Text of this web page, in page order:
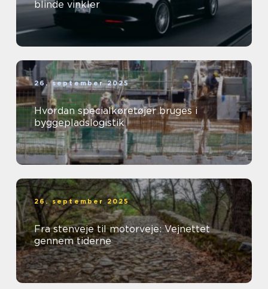
blinde vinkler
26. september 2025
Hvordan specialkøretøjer bruges i
byggepladslogistik
26. september 2025
Fra stenveje til motorveje: Vejnettet
gennem tiderne